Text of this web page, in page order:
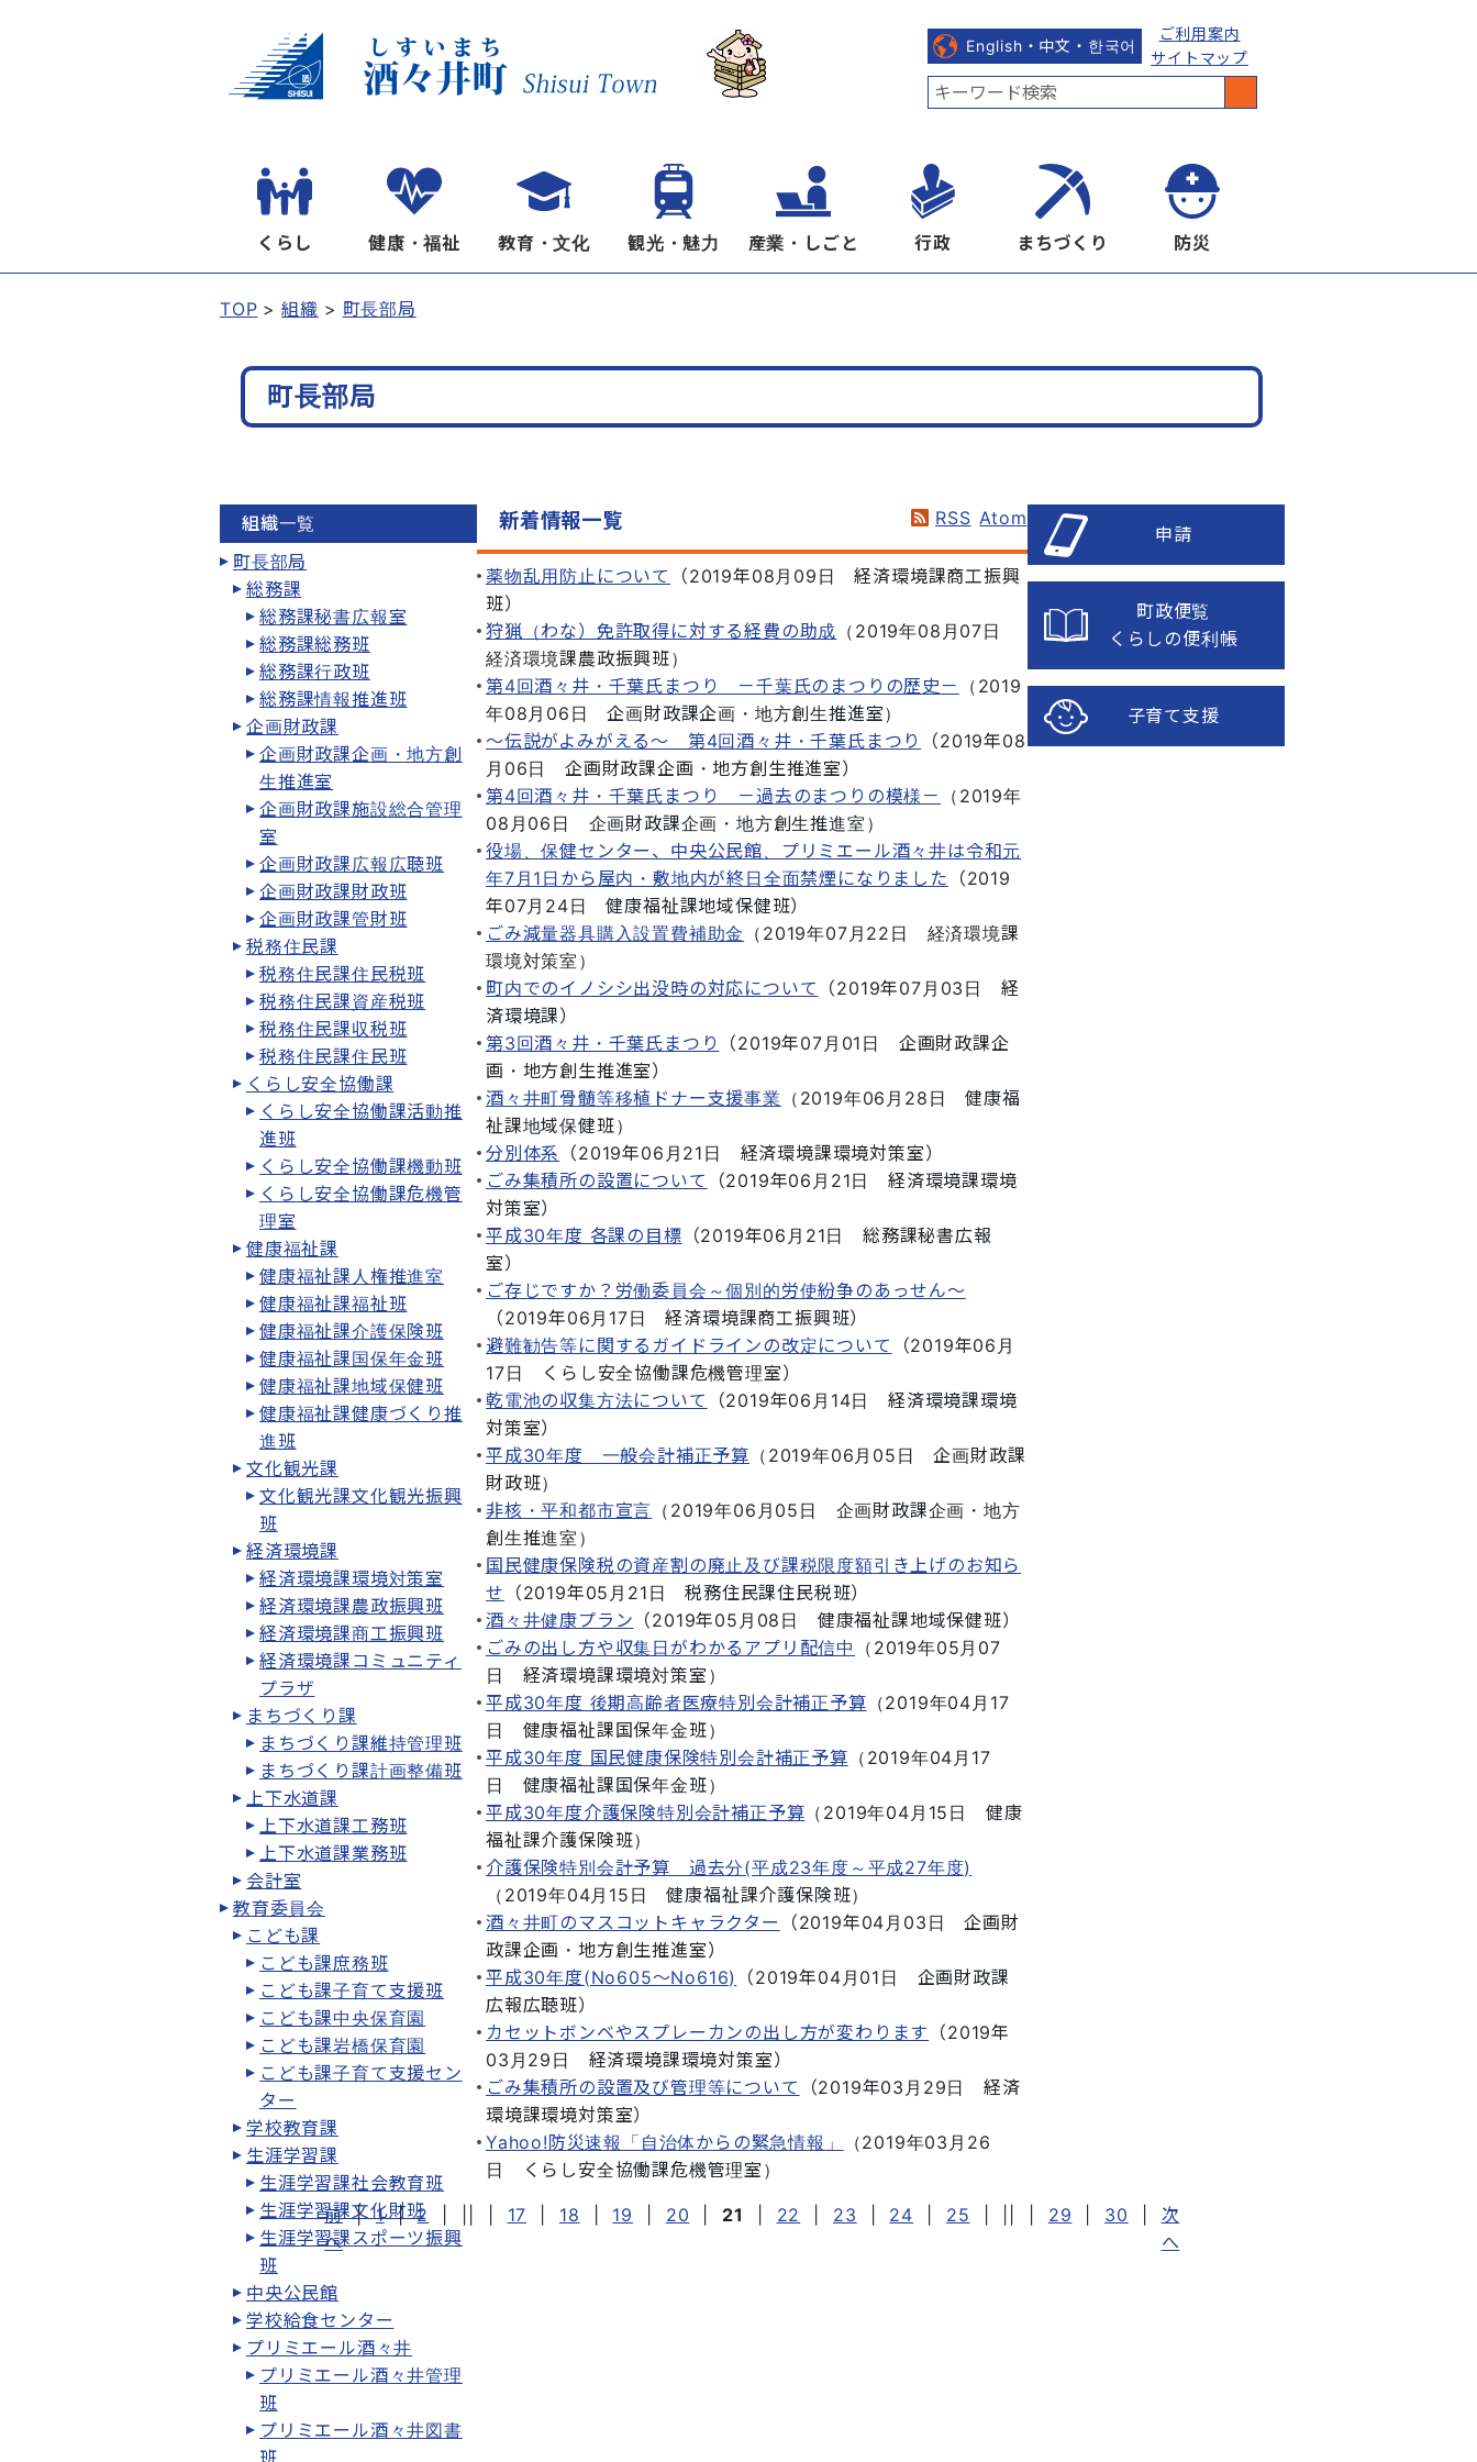
English・中文・한국어
ご利用案内
サイトマップ
くらし 健康・福祉 教育・文化 観光・魅力 産業・しごと 行政 まちづくり 防災
TOP 組織 町長部局
町長部局
組織一覧
町長部局
総務課
総務課秘書広報室
総務課総務班
総務課行政班
総務課情報推進班
企画財政課
企画財政課企画・地方創
生推進室
企画財政課施設総合管理
室
企画財政課広報広聴班
企画財政課財政班
企画財政課管財班
税務住民課
税務住民課住民税班
税務住民課資産税班
税務住民課収税班
税務住民課住民班
くらし安全協働課
くらし安全協働課活動推
進班
くらし安全協働課機動班
くらし安全協働課危機管
理室
健康福祉課
健康福祉課人権推進室
健康福祉課福祉班
健康福祉課介護保険班
健康福祉課国保年金班
健康福祉課地域保健班
健康福祉課健康づくり推
進班
文化観光課
文化観光課文化観光振興
班
経済環境課
経済環境課環境対策室
経済環境課農政振興班
経済環境課商工振興班
経済環境課コミュニティ
プラザ
まちづくり課
まちづくり課維持管理班
まちづくり課計画整備班
上下水道課
上下水道課工務班
上下水道課業務班
会計室
教育委員会
こども課
こども課庶務班
こども課子育て支援班
こども課中央保育園
こども課岩橋保育園
こども課子育て支援セン
ター
学校教育課
生涯学習課
生涯学習課社会教育班
生涯学習課文化財班
生涯学習課スポーツ振興
班
中央公民館
学校給食センター
プリミエール酒々井
プリミエール酒々井管理
班
プリミエール酒々井図書
班
RSS Atom
新着情報一覧
薬物乱用防止について （2019年08月09日
経済環境課商工振興
班）
狩猟（わな）免許取得に対する経費の助成 （ 2019年08月07日
経済環境課農政振興班）
第4回酒々井・千葉氏まつり －千葉氏のまつりの歴史－
（ 2019
年08月06日
企画財政課企画・地方創生推進室）
～伝説がよみがえる～ 第4回酒々井・千葉氏まつり
（2019年08
月06日
企画財政課企画・地方創生推進室）
第4回酒々井・千葉氏まつり －過去のまつりの模様－
（ 2019年
08月06日
企画財政課企画・地方創生推進室 ）
役場、保健センター、中央公民館、プリミエール酒々井は令和元
年7月1日から屋内・敷地内が終日全面禁煙になりました （2019
年07月24日
健康福祉課地域保健班）
ごみ減量器具購入設置費補助金 （ 2019年07月22日
経済環境課
環境対策室 ）
町内でのイノシシ出没時の対応について
（2019年07月03日
経
済環境課）
第3回酒々井・千葉氏まつり
（2019年07月01日
企画財政課企
画・地方創生推進室）
酒々井町骨髄等移植ドナー支援事業 （ 2019年06月28日
健康福
祉課地域保健班）
分別体系
（2019年06月21日 経済環境課環境対策室）
ごみ集積所の設置について
（2019年06月21日
経済環境課環境
対策室）
平成30年度 各課の目標 （2019年06月21日
総務課秘書広報
室）
ご存じですか？労働委員会～個別的労使紛争のあっせん～
（2019年06月17日 経済環境課商工振興班）
避難勧告等に関するガイドラインの改定について
（2019年06月
17日
くらし安全協働課危機管理室）
乾電池の収集方法について
（2019年06月14日
経済環境課環境
対策室）
平成30年度 一般会計補正予算 （ 2019年06月05日
企画財政課
財政班）
非核・平和都市宣言 （ 2019年06月05日
企画財政課企画・地方
創生推進室 ）
国民健康保険税の資産割の廃止及び課税限度額引き上げのお知ら
せ （2019年05月21日 税務住民課住民税班）
酒々井健康プラン （2019年05月08日 健康福祉課地域保健班）
ごみの出し方や収集日がわかるアプリ配信中
（ 2019年05月07
日
経済環境課環境対策室 ）
平成30年度 後期高齢者医療特別会計補正予算 （2019年04月17
日
健康福祉課国保年金班）
平成30年度 国民健康保険特別会計補正予算 （ 2019年04月17
日
健康福祉課国保年金班）
平成30年度介護保険特別会計補正予算 （ 2019年04月15日
健康
福祉課介護保険班）
介護保険特別会計予算 過去分(平成23年度～平成27年度)
（ 2019年04月15日 健康福祉課介護保険班）
酒々井町のマスコットキャラクター
（2019年04月03日
企画財
政課企画・地方創生推進室）
平成30年度(No605～No616)
（2019年04月01日
企画財政課
広報広聴班）
カセットボンベやスプレーカンの出し方が変わります
（2019年
03月29日
経済環境課環境対策室）
ごみ集積所の設置及び管理等について
（2019年03月29日
経済
環境課環境対策室）
Yahoo!防災速報「自治体からの緊急情報」
（2019年03月26
日
くらし安全協働課危機管理室 ）
前
へ
| 1 | 2 17 18 19 20 21 22 23 24 25 29 30
次
へ
申請
町政便覧
くらしの便利帳
子育て支援